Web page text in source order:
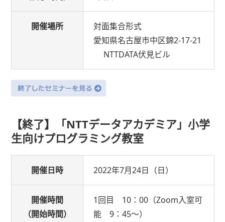
開催場所
対面集合形式
愛知県名古屋市中区錦2-17-21
NTTDATA伏見ビル
【終了】「NTTデータアカデミア」小学
生向けプログラミング教室
開催日時 2022年7月24日（日）
開催時間
（開始時間）
1回目 10：00（Zoom入室可
能 9：45～）